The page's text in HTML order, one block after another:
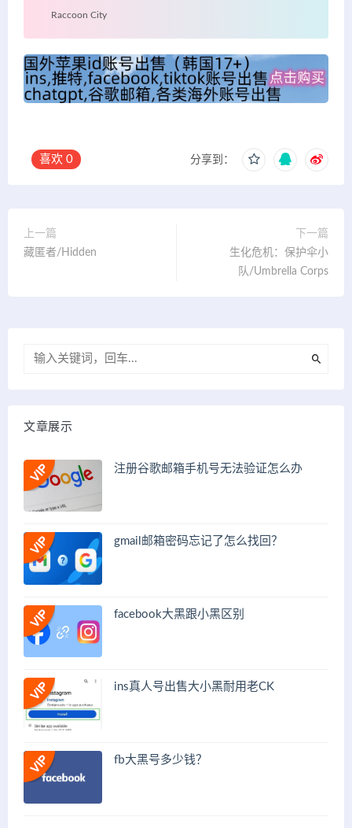
Raccoon City
喜欢 0 分享到：
上一篇
藏匿者/Hidden
下一篇
生化危机：保护伞小
队/Umbrella Corps
文章展示
注册谷歌邮箱手机号无法验证怎么办
gmail邮箱密码忘记了怎么找回？
facebook大黑跟小黑区别
ins真人号出售大小黑耐用老CK
fb大黑号多少钱？